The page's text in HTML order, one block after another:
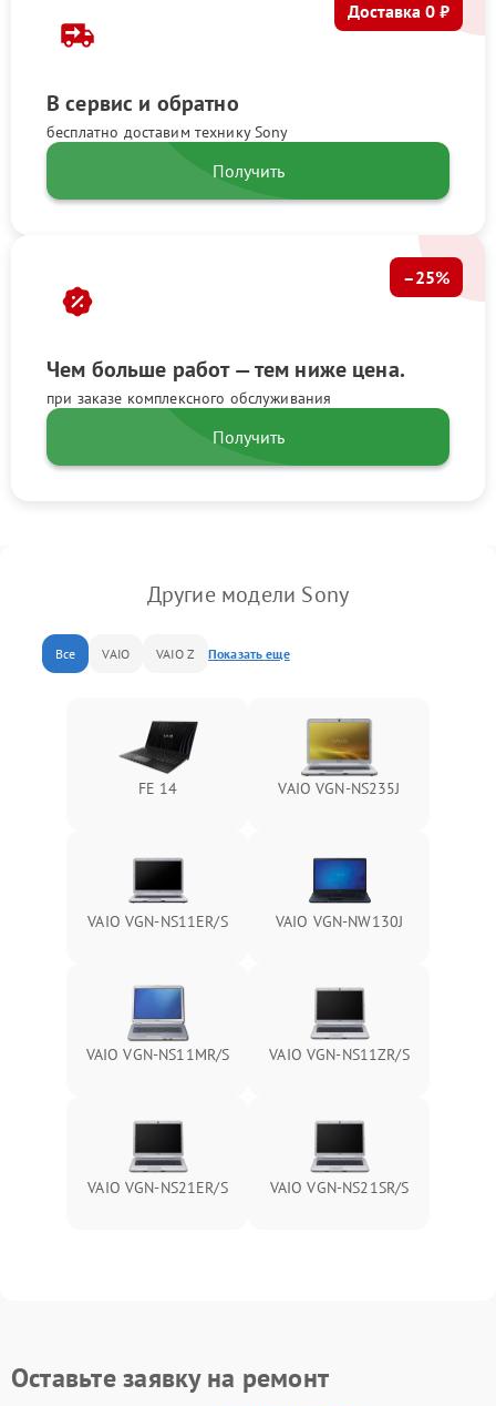
В сервис и обратно
бесплатно доставим технику Sony
Доставка 0 ₽
Получить
Чем больше работ — тем ниже цена.
при заказе комплексного обслуживания
–25%
Получить
Другие модели Sony
Все VAIO VAIO Z Показать еще
FE 14 VAIO VGN-NS235J
VAIO VGN-NS11ER/S VAIO VGN-NW130J
VAIO VGN-NS11MR/S VAIO VGN-NS11ZR/S
VAIO VGN-NS21ER/S VAIO VGN-NS21SR/S
Оставьте заявку на ремонт